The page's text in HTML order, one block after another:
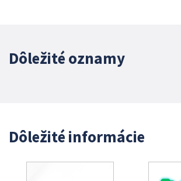
Dôležité oznamy
Dôležité informácie